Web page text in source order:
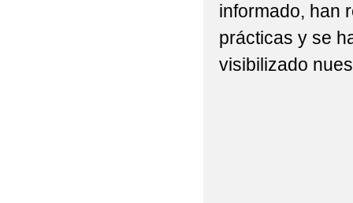
informado, han
prácticas y se
visibilizado